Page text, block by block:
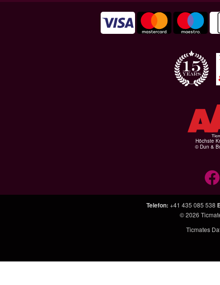
Höchste
© Dun &
Telefon: +41 435 085 538
© 2026
Ticmates